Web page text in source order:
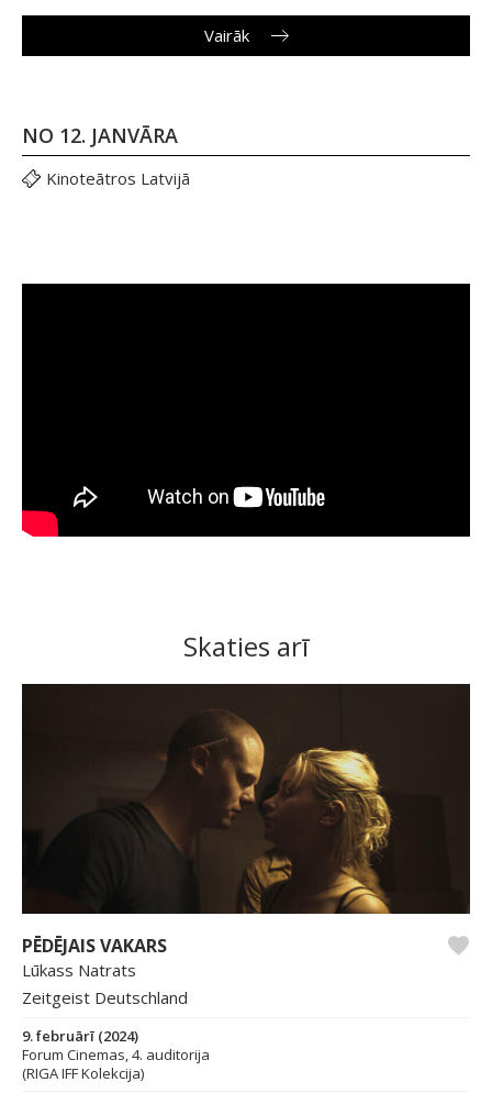
Vairāk
NO 12. JANVĀRA
Kinoteātros Latvijā
Skaties arī
PĒDĒJAIS VAKARS
Lūkass Natrats
Zeitgeist Deutschland
9. februārī (2024)
Forum Cinemas, 4. auditorija
(RIGA IFF Kolekcija)